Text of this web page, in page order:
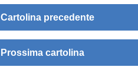
Cartolina precedente
Prossima cartolina